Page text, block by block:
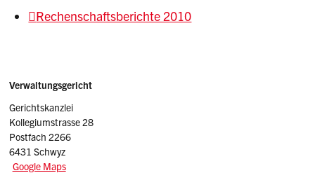
Rechenschaftsberichte 2010
Sidebar
Adresse
Verwaltungsgericht
Gerichtskanzlei
Kollegiumstrasse 28
Postfach 2266
6431 Schwyz
Google Maps